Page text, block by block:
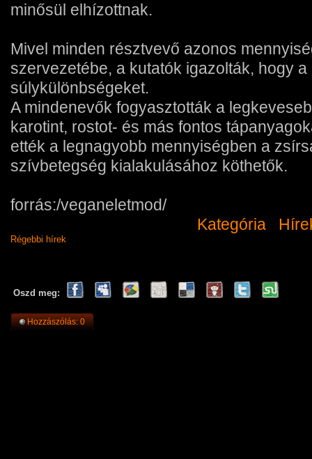
minősül elhízottnak.
Mivel minden résztvevő azonos
szervezetébe, a kutatók igazolták, hogy
súlykülönbségeket.
A mindenevők fogyasztották a
karotint, rostot- és más fontos
ették a legnagyobb mennyiségben a
szívbetegség kialakulásához köthetők.
forrás:/veganeletmod/
Kategória
Régebbi hírek
Oszd meg:
Hozzászólás: 0